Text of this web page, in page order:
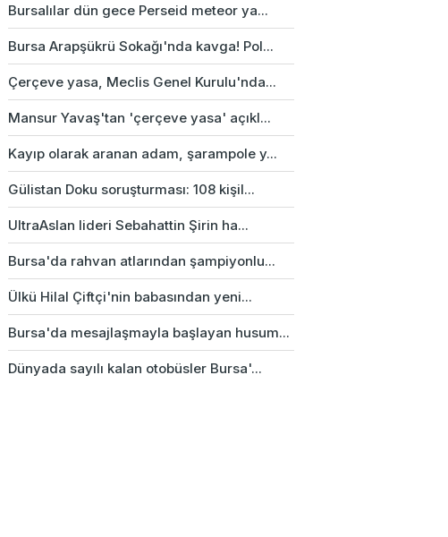
Bursalılar dün gece Perseid meteor ya...
Bursa Arapşükrü Sokağı'nda kavga! Pol...
Çerçeve yasa, Meclis Genel Kurulu'nda...
Mansur Yavaş'tan 'çerçeve yasa' açıkl...
Kayıp olarak aranan adam, şarampole y...
Gülistan Doku soruşturması: 108 kişil...
UltraAslan lideri Sebahattin Şirin ha...
Bursa'da rahvan atlarından şampiyonlu...
Ülkü Hilal Çiftçi'nin babasından yeni...
Bursa'da mesajlaşmayla başlayan husum...
Dünyada sayılı kalan otobüsler Bursa'...